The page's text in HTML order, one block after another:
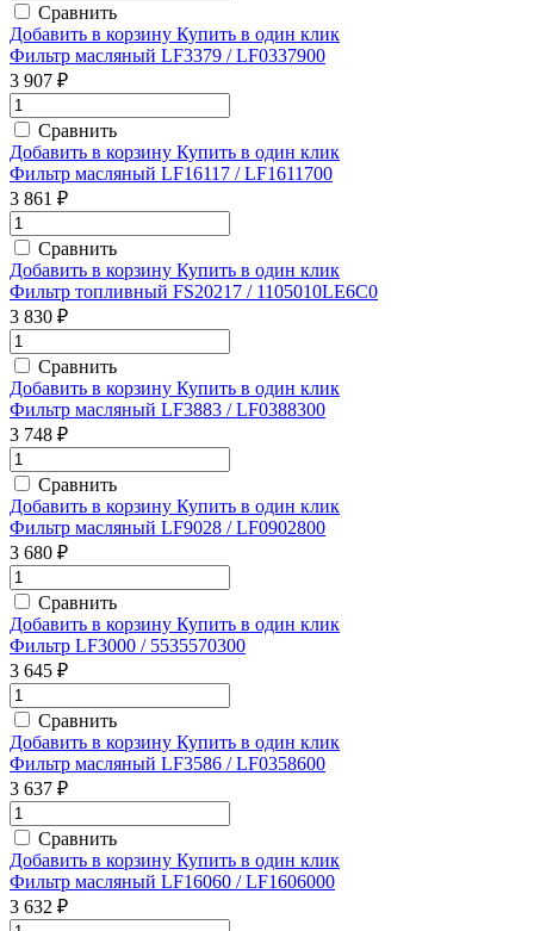
Сравнить
Добавить в корзину Купить в один клик
Фильтр масляный LF3379 / LF0337900
3 907 ₽
Сравнить
Добавить в корзину Купить в один клик
Фильтр масляный LF16117 / LF1611700
3 861 ₽
Сравнить
Добавить в корзину Купить в один клик
Фильтр топливный FS20217 / 1105010LE6C0
3 830 ₽
Сравнить
Добавить в корзину Купить в один клик
Фильтр масляный LF3883 / LF0388300
3 748 ₽
Сравнить
Добавить в корзину Купить в один клик
Фильтр масляный LF9028 / LF0902800
3 680 ₽
Сравнить
Добавить в корзину Купить в один клик
Фильтр LF3000 / 5535570300
3 645 ₽
Сравнить
Добавить в корзину Купить в один клик
Фильтр масляный LF3586 / LF0358600
3 637 ₽
Сравнить
Добавить в корзину Купить в один клик
Фильтр масляный LF16060 / LF1606000
3 632 ₽